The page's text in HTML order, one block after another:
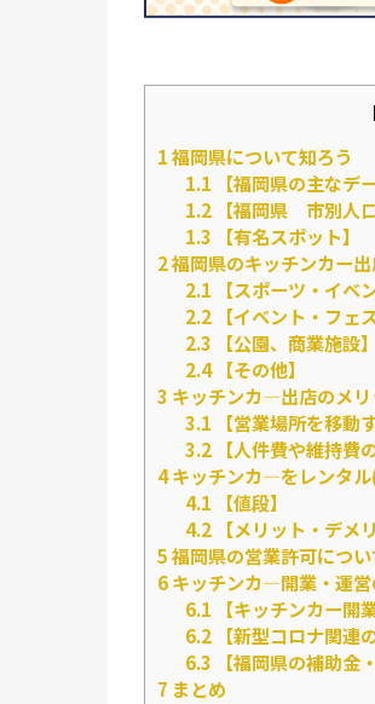
1福岡県について知ろう
1.1 【福岡県の主なデ
1.2【福岡県 市別人口
1.3 【有名スポット】
2福岡県のキッチンカー
2.1 【スポーツ・イベ
2.2【イベント・フェ
2.3 【公園、商業施設】
2.4【その他】
3 キッチンカ―出店のメリ
3.1 【営業場所を移動
3.2【人件費や維持費
4キッチンカ―をレンタ
4.1 【値段】
4.2【メリット・デメリ
5福岡県の営業許可につい
6キッチンカ―開業・運
6.1 【キッチンカー開
6.2【新型コロナ関連
6.3 【福岡県の補助金
7 まとめ